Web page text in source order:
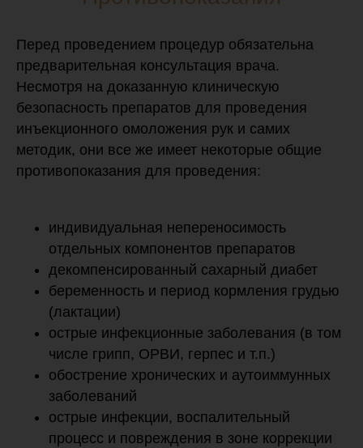
Перед проведением процедур обязательна
предварительная консультация врача.
Несмотря на доказанную клиническую
безопасность препаратов для проведения
инъекционного омоложения рук и самих
методик, они все же имеет некоторые общие
противопоказания для проведения:
индивидуальная непереносимость
отдельных компонентов препаратов
декомпенсированный сахарный диабет
беременность и период кормления грудью
(лактации)
острые инфекционные заболевания (в том
числе грипп, ОРВИ, герпес и т.п.)
обострение хронических и аутоиммунных
заболеваний
острые инфекции, воспалительный
процесс и повреждения в зоне коррекции